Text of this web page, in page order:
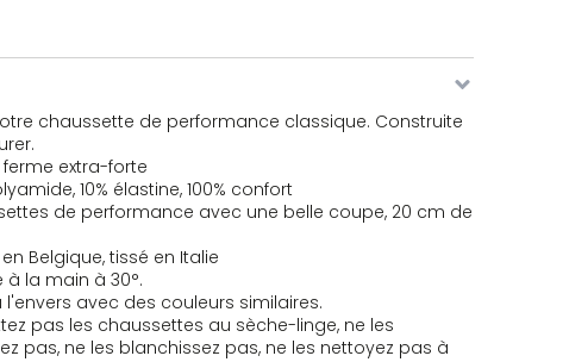
chaussette de performance classique. Construite
extra-forte
10% élastine, 100% confort
de performance avec une belle coupe, 20 cm de
Belgique, tissé en Italie
à la main à 30°.
l'envers avec des couleurs similaires.
pas les chaussettes au sèche-linge, ne les
pas, ne les blanchissez pas, ne les nettoyez pas à